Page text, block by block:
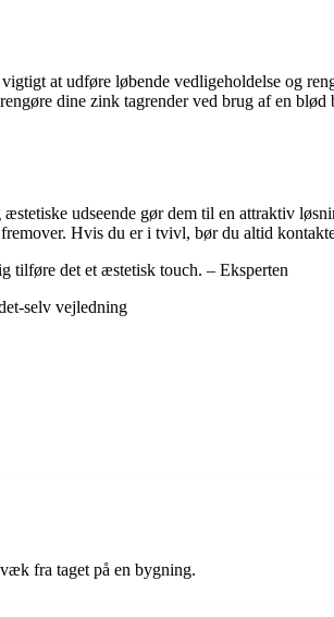
at udføre løbende vedligeholdelse og
dine zink tagrender ved brug af en
udseende gør dem til en attraktiv
Hvis du er i tvivl, bør du altid
tilføre det et æstetisk touch. – Eksperten
selv vejledning
fra taget på en bygning.